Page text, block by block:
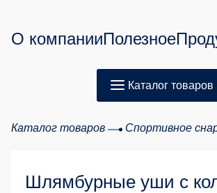
О компанииПолезное
Каталог товаров
Каталог товаров Спортивное
Шлямбурные уши с